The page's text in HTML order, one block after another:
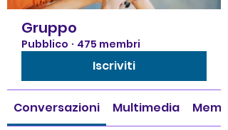
Gruppo
Pubblico · 475 membri
Iscriviti
Conversazioni Multimedia